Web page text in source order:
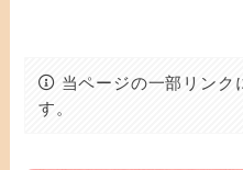
当ページの一部リンク
す。